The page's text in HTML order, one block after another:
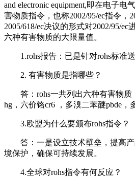
and electronic equipment,即在电子
害物质指令，也称2002/95/ec指令，
2005/618/ec决议的形式对2002/95/
六种有害物质的大限量值。
1.rohs报告：已是针对rohs标准
2. 有害物质是指哪些？
答：rohs一共列出六种有害物质
hg，六价铬cr6 ，多溴二苯醚pbde，
3.欧盟为什么要颁布rohs指令？
答：一是设立技术壁垒，提高产
境保护，确保可持续发展。
4.全球对rohs指令有何反应？